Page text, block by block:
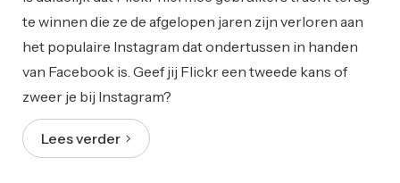
te winnen die ze de afgelopen jaren zijn verloren aan
het populaire Instagram dat ondertussen in handen
van Facebook is. Geef jij Flickr een tweede kans of
zweer je bij Instagram?
Lees verder